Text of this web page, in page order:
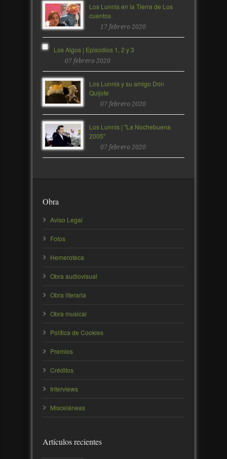
Los Lunnis en la Tierra de Los
cuentos
17 febrero 2020
Los Algos | Episodios 1, 2 y 3
07 febrero 2020
Los Lunnis y su amigo Don
Quijote
07 febrero 2020
Los Lunnis | "La Nochebuena
2005"
07 febrero 2020
Obra
Aviso Legal
Fotos
Hemeroteca
Obra audiovisual
Obra literaria
Obra musical
Política de Cookies
Premios
Créditos
Interviews
Misceláneas
Artículos recientes